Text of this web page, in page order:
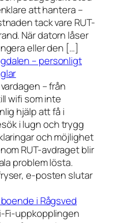
att hantera –
tack vare RUT-
När datorn låser
eller den […]
– personligt
– från
wifi som inte
hjälp att få i
i lugn och trygg
och möjlighet
RUT-avdraget blir
problem lösta.
e-posten slutar
i Rågsved
Fi-uppkopplingen